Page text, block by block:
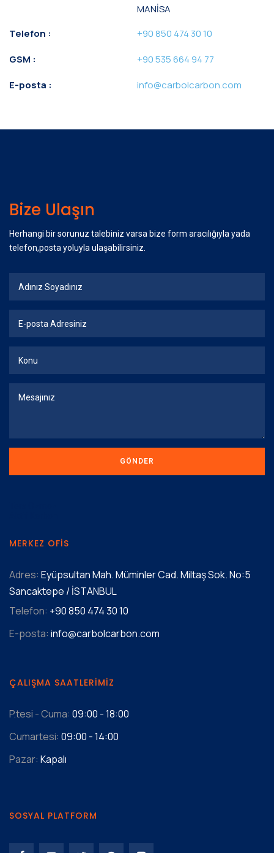
MANİSA
Telefon :
+90 850 474 30 10
GSM :
+90 535 664 94 77
E-posta :
info@carbolcarbon.com
MERKEZ OFIS
Adres: Eyüpsultan Mah. Müminler Cad. Miltaş Sok. No:5
Sancaktepe / İSTANBUL
Telefon: +90 850 474 30 10
E-posta: info@carbolcarbon.com
ÇALIŞMA SAATLERIMIZ
P.tesi - Cuma: 09:00 - 18:00
Cumartesi: 09:00 - 14:00
Pazar: Kapalı
SOSYAL PLATFORM
Bize Ulaşın
Herhangi bir sorunuz talebiniz varsa bize form aracılığıyla yada
telefon,posta yoluyla ulaşabilirsiniz.